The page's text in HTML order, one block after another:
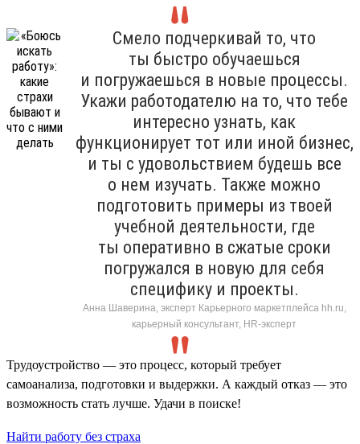
Смело подчеркивай то, что
ты быстро обучаешься
и погружаешься в новые процессы.
Укажи работодателю на то, что тебе
интересно узнать, как
функционирует тот или иной бизнес,
и ты с удовольствием будешь все
о нем изучать. Также можно
подготовить примеры из твоей
учебной деятельности, где
ты оперативно в сжатые сроки
погружался в новую для себя
специфику и проекты.
Анна Шаверина, эксперт Карьерного маркетплейса hh.ru,
карьерный консультант, HR-эксперт
Трудоустройство — это процесс, который требует
самоанализа, подготовки и выдержки. А каждый отказ — это
возможность стать лучше. Удачи в поиске!
Найти работу без страха